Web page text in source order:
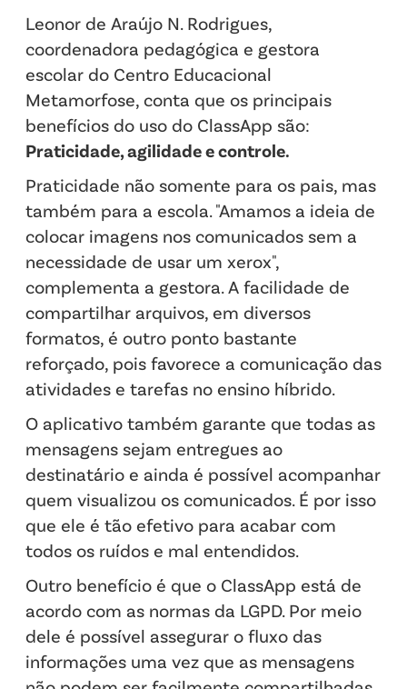
Leonor de Araújo N. Rodrigues,
coordenadora pedagógica e gestora
escolar do Centro Educacional
Metamorfose, conta que os principais
benefícios do uso do ClassApp são:
Praticidade, agilidade e controle.
Praticidade não somente para os pais, mas
também para a escola. "Amamos a ideia de
colocar imagens nos comunicados sem a
necessidade de usar um xerox",
complementa a gestora. A facilidade de
compartilhar arquivos, em diversos
formatos, é outro ponto bastante
reforçado, pois favorece a comunicação das
atividades e tarefas no ensino híbrido.
O aplicativo também garante que todas as
mensagens sejam entregues ao
destinatário e ainda é possível acompanhar
quem visualizou os comunicados. É por isso
que ele é tão efetivo para acabar com
todos os ruídos e mal entendidos.
Outro benefício é que o ClassApp está de
acordo com as normas da LGPD. Por meio
dele é possível assegurar o fluxo das
informações uma vez que as mensagens